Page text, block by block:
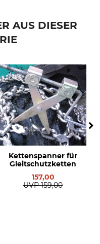
AUS DIESER
Kettenspanner für
Gleitschutzketten
157,00
UVP 159,00